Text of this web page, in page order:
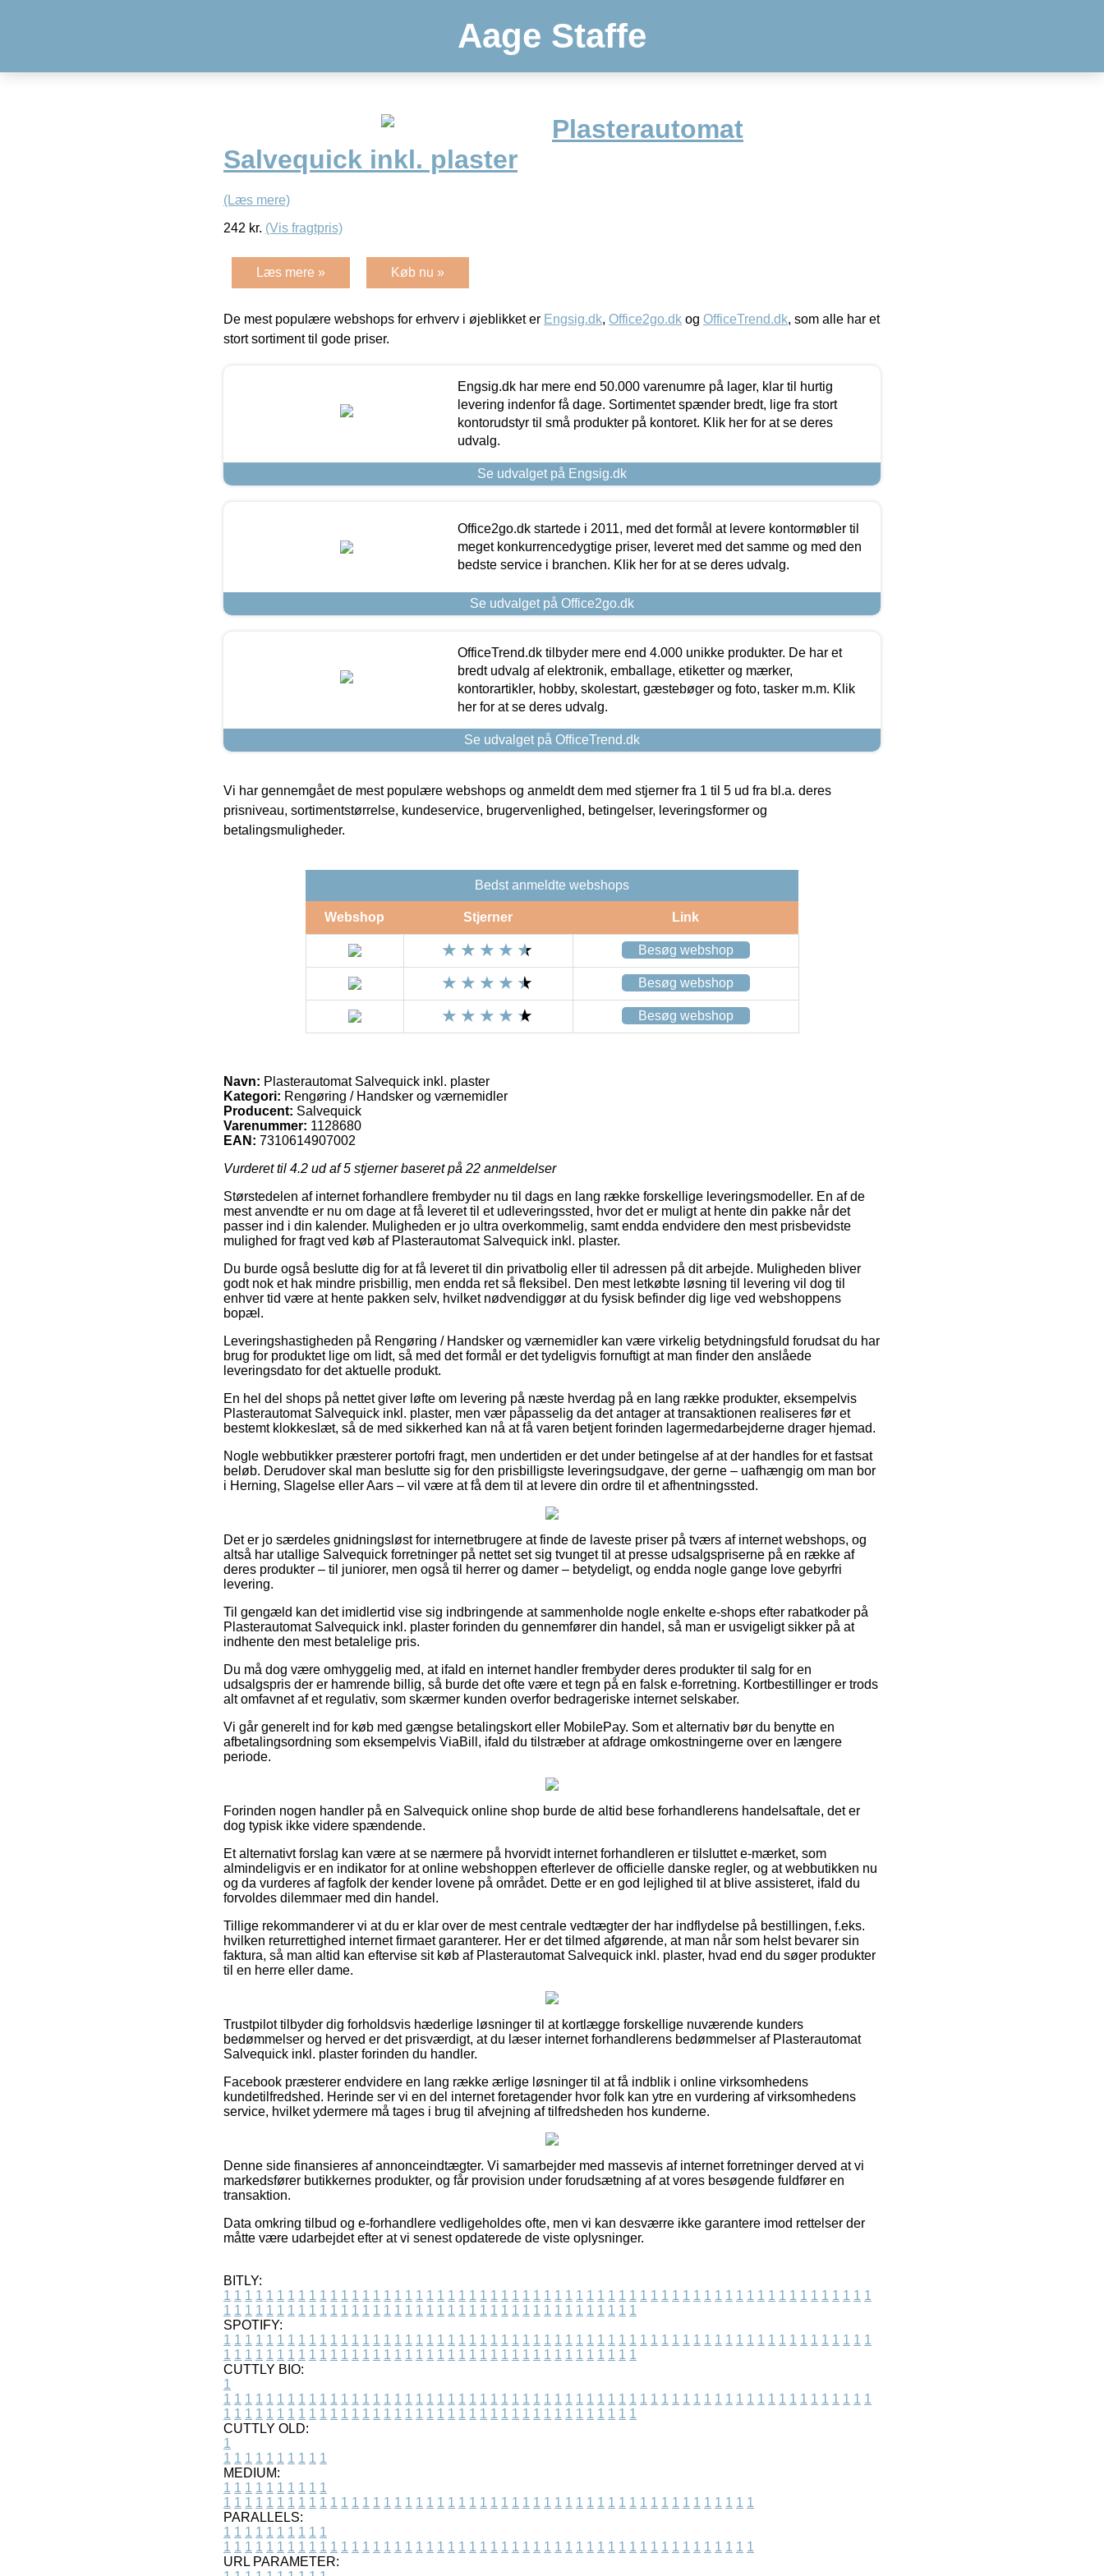
Aage Staffe
Plasterautomat
Salvequick inkl. plaster
(Læs mere)
242 kr. (Vis fragtpris)
Læs mere » Køb nu »
De mest populære webshops for erhverv i øjeblikket er Engsig.dk, Office2go.dk og OfficeTrend.dk, som alle har et
stort sortiment til gode priser.
Engsig.dk har mere end 50.000 varenumre på lager, klar til hurtig
levering indenfor få dage. Sortimentet spænder bredt, lige fra stort
kontorudstyr til små produkter på kontoret. Klik her for at se deres
udvalg.
Se udvalget på Engsig.dk
Office2go.dk startede i 2011, med det formål at levere kontormøbler til
meget konkurrencedygtige priser, leveret med det samme og med den
bedste service i branchen. Klik her for at se deres udvalg.
Se udvalget på Office2go.dk
OfficeTrend.dk tilbyder mere end 4.000 unikke produkter. De har et
bredt udvalg af elektronik, emballage, etiketter og mærker,
kontorartikler, hobby, skolestart, gæstebøger og foto, tasker m.m. Klik
her for at se deres udvalg.
Se udvalget på OfficeTrend.dk
Vi har gennemgået de mest populære webshops og anmeldt dem med stjerner fra 1 til 5 ud fra bl.a. deres
prisniveau, sortimentstørrelse, kundeservice, brugervenlighed, betingelser, leveringsformer og
betalingsmuligheder.
Bedst anmeldte webshops
Webshop Stjerner Link
Besøg webshop
Besøg webshop
Besøg webshop
Navn: Plasterautomat Salvequick inkl. plaster
Kategori: Rengøring / Handsker og værnemidler
Producent: Salvequick
Varenummer: 1128680
EAN: 7310614907002
Vurderet til 4.2 ud af 5 stjerner baseret på 22 anmeldelser
Størstedelen af internet forhandlere frembyder nu til dags en lang række forskellige leveringsmodeller. En af de
mest anvendte er nu om dage at få leveret til et udleveringssted, hvor det er muligt at hente din pakke når det
passer ind i din kalender. Muligheden er jo ultra overkommelig, samt endda endvidere den mest prisbevidste
mulighed for fragt ved køb af Plasterautomat Salvequick inkl. plaster.
Du burde også beslutte dig for at få leveret til din privatbolig eller til adressen på dit arbejde. Muligheden bliver
godt nok et hak mindre prisbillig, men endda ret så fleksibel. Den mest letkøbte løsning til levering vil dog til
enhver tid være at hente pakken selv, hvilket nødvendiggør at du fysisk befinder dig lige ved webshoppens
bopæl.
Leveringshastigheden på Rengøring / Handsker og værnemidler kan være virkelig betydningsfuld forudsat du har
brug for produktet lige om lidt, så med det formål er det tydeligvis fornuftigt at man finder den anslåede
leveringsdato for det aktuelle produkt.
En hel del shops på nettet giver løfte om levering på næste hverdag på en lang række produkter, eksempelvis
Plasterautomat Salvequick inkl. plaster, men vær påpasselig da det antager at transaktionen realiseres før et
bestemt klokkeslæt, så de med sikkerhed kan nå at få varen betjent forinden lagermedarbejderne drager hjemad.
Nogle webbutikker præsterer portofri fragt, men undertiden er det under betingelse af at der handles for et fastsat
beløb. Derudover skal man beslutte sig for den prisbilligste leveringsudgave, der gerne – uafhængig om man bor
i Herning, Slagelse eller Aars – vil være at få dem til at levere din ordre til et afhentningssted.
Det er jo særdeles gnidningsløst for internetbrugere at finde de laveste priser på tværs af internet webshops, og
altså har utallige Salvequick forretninger på nettet set sig tvunget til at presse udsalgspriserne på en række af
deres produkter – til juniorer, men også til herrer og damer – betydeligt, og endda nogle gange love gebyrfri
levering.
Til gengæld kan det imidlertid vise sig indbringende at sammenholde nogle enkelte e-shops efter rabatkoder på
Plasterautomat Salvequick inkl. plaster forinden du gennemfører din handel, så man er usvigeligt sikker på at
indhente den mest betalelige pris.
Du må dog være omhyggelig med, at ifald en internet handler frembyder deres produkter til salg for en
udsalgspris der er hamrende billig, så burde det ofte være et tegn på en falsk e-forretning. Kortbestillinger er trods
alt omfavnet af et regulativ, som skærmer kunden overfor bedrageriske internet selskaber.
Vi går generelt ind for køb med gængse betalingskort eller MobilePay. Som et alternativ bør du benytte en
afbetalingsordning som eksempelvis ViaBill, ifald du tilstræber at afdrage omkostningerne over en længere
periode.
Forinden nogen handler på en Salvequick online shop burde de altid bese forhandlerens handelsaftale, det er
dog typisk ikke videre spændende.
Et alternativt forslag kan være at se nærmere på hvorvidt internet forhandleren er tilsluttet e-mærket, som
almindeligvis er en indikator for at online webshoppen efterlever de officielle danske regler, og at webbutikken nu
og da vurderes af fagfolk der kender lovene på området. Dette er en god lejlighed til at blive assisteret, ifald du
forvoldes dilemmaer med din handel.
Tillige rekommanderer vi at du er klar over de mest centrale vedtægter der har indflydelse på bestillingen, f.eks.
hvilken returrettighed internet firmaet garanterer. Her er det tilmed afgørende, at man når som helst bevarer sin
faktura, så man altid kan eftervise sit køb af Plasterautomat Salvequick inkl. plaster, hvad end du søger produkter
til en herre eller dame.
Trustpilot tilbyder dig forholdsvis hæderlige løsninger til at kortlægge forskellige nuværende kunders
bedømmelser og herved er det prisværdigt, at du læser internet forhandlerens bedømmelser af Plasterautomat
Salvequick inkl. plaster forinden du handler.
Facebook præsterer endvidere en lang række ærlige løsninger til at få indblik i online virksomhedens
kundetilfredshed. Herinde ser vi en del internet foretagender hvor folk kan ytre en vurdering af virksomhedens
service, hvilket ydermere må tages i brug til afvejning af tilfredsheden hos kunderne.
Denne side finansieres af annonceindtægter. Vi samarbejder med massevis af internet forretninger derved at vi
markedsfører butikkernes produkter, og får provision under forudsætning af at vores besøgende fuldfører en
transaktion.
Data omkring tilbud og e-forhandlere vedligeholdes ofte, men vi kan desværre ikke garantere imod rettelser der
måtte være udarbejdet efter at vi senest opdaterede de viste oplysninger.
BITLY:
1 1 1 1 1 1 1 1 1 1 1 1 1 1 1 1 1 1 1 1 1 1 1 1 1 1 1 1 1 1 1 1 1 1 1 1 1 1 1 1 1 1 1 1 1 1 1 1 1 1 1 1 1 1 1 1 1 1 1 1 1
1 1 1 1 1 1 1 1 1 1 1 1 1 1 1 1 1 1 1 1 1 1 1 1 1 1 1 1 1 1 1 1 1 1 1 1 1 1 1
SPOTIFY:
1 1 1 1 1 1 1 1 1 1 1 1 1 1 1 1 1 1 1 1 1 1 1 1 1 1 1 1 1 1 1 1 1 1 1 1 1 1 1 1 1 1 1 1 1 1 1 1 1 1 1 1 1 1 1 1 1 1 1 1 1
1 1 1 1 1 1 1 1 1 1 1 1 1 1 1 1 1 1 1 1 1 1 1 1 1 1 1 1 1 1 1 1 1 1 1 1 1 1 1
CUTTLY BIO:
1
1 1 1 1 1 1 1 1 1 1 1 1 1 1 1 1 1 1 1 1 1 1 1 1 1 1 1 1 1 1 1 1 1 1 1 1 1 1 1 1 1 1 1 1 1 1 1 1 1 1 1 1 1 1 1 1 1 1 1 1 1
1 1 1 1 1 1 1 1 1 1 1 1 1 1 1 1 1 1 1 1 1 1 1 1 1 1 1 1 1 1 1 1 1 1 1 1 1 1 1
CUTTLY OLD:
1
1 1 1 1 1 1 1 1 1 1
MEDIUM:
1 1 1 1 1 1 1 1 1 1
1 1 1 1 1 1 1 1 1 1 1 1 1 1 1 1 1 1 1 1 1 1 1 1 1 1 1 1 1 1 1 1 1 1 1 1 1 1 1 1 1 1 1 1 1 1 1 1 1 1
PARALLELS:
1 1 1 1 1 1 1 1 1 1
1 1 1 1 1 1 1 1 1 1 1 1 1 1 1 1 1 1 1 1 1 1 1 1 1 1 1 1 1 1 1 1 1 1 1 1 1 1 1 1 1 1 1 1 1 1 1 1 1 1
URL PARAMETER: